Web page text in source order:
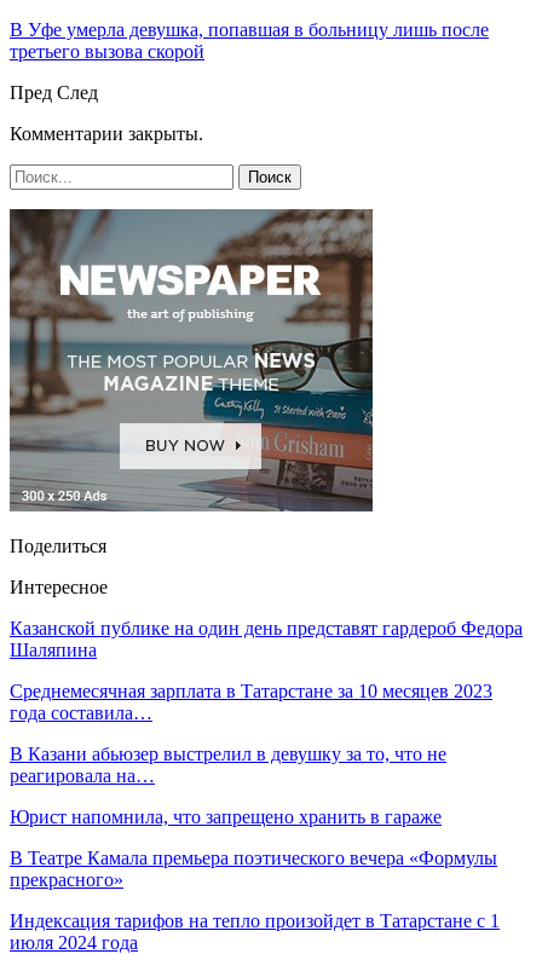
В Уфе умерла девушка, попавшая в больницу лишь после
третьего вызова скорой
Пред След
Комментарии закрыты.
Поделиться
Интересное
Казанской публике на один день представят гардероб Федора
Шаляпина
Среднемесячная зарплата в Татарстане за 10 месяцев 2023
года составила…
В Казани абьюзер выстрелил в девушку за то, что не
реагировала на…
Юрист напомнила, что запрещено хранить в гараже
В Театре Камала премьера поэтического вечера «Формулы
прекрасного»
Индексация тарифов на тепло произойдет в Татарстане с 1
июля 2024 года